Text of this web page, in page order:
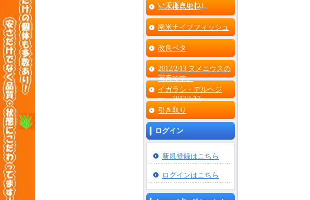
いで下さいね）
［水棲昆虫］
南米ナイフフィッシュ
改良ベタ
2012/2/13 ヌメニウスの
写真です。
イガラシ・デルヘジ
ー 2012/5/17
引き取り
ログイン
新規登録はこちら
ログインはこちら